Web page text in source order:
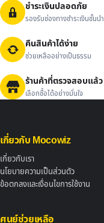
ชำระเงินปลอดภัย
รองรับช่องทางชำระเงินชั้นนำ
คืนสินค้าได้ง่าย
ช่วยเหลืออย่างเป็นธรรม
ร้านค้าที่ตรวจสอบแล้ว
เลือกซื้อได้อย่างมั่นใจ
เกี่ยวกับ Mocowiz
เกี่ยวกับเรา
นโยบายความเป็นส่วนตัว
ข้อตกลงและเงื่อนไขการใช้งาน
ศูนย์ช่วยเหลือ